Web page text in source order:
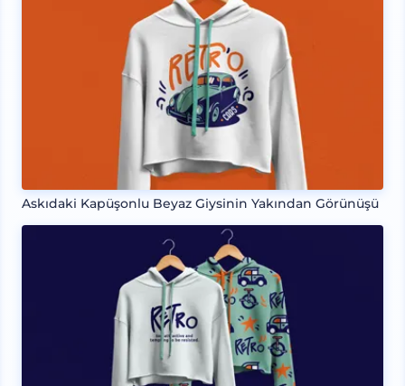
Askıdaki Kapüşonlu Beyaz Giysinin Yakından Görünüşü